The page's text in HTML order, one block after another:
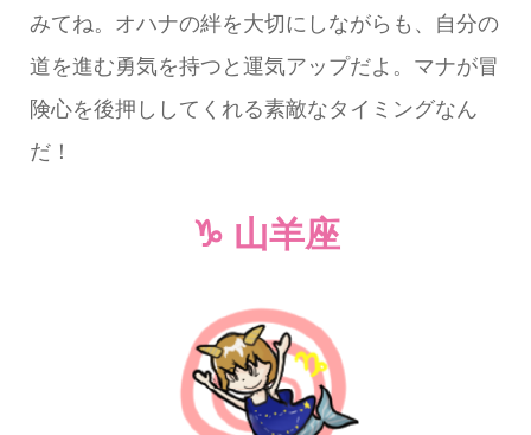
みてね。オハナの絆を大切にしながらも、自分の
道を進む勇気を持つと運気アップだよ。マナが冒
険心を後押ししてくれる素敵なタイミングなん
だ！
♑ 山羊座